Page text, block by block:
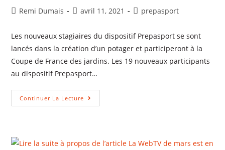
Auteur/autrice
publication :
Remi Dumais
Publication
avril 11, 2021
Postprepasport
Les nouveaux stagiaires du dispositif Prepasport se sont
lancés dans la création d’un potager et participeront à la
Coupe de France des jardins. Les 19 nouveaux participants
au dispositif Prepasport…
Continuer La Lecture À
Mont-
Prepasport
Du